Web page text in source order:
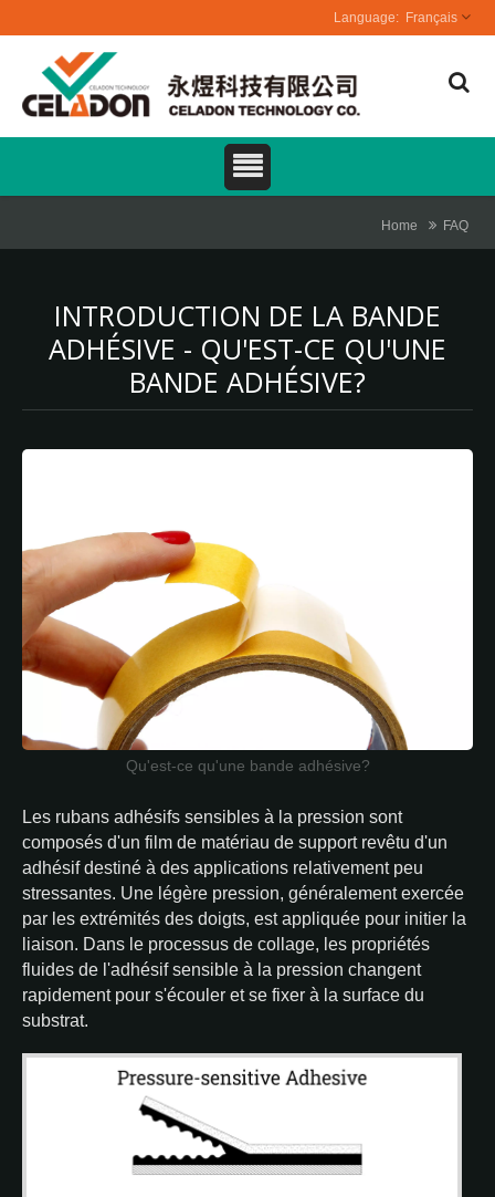
Français
Home FAQ
INTRODUCTION DE LA BANDE
ADHÉSIVE - QU'EST-CE QU'UNE
BANDE ADHÉSIVE?
Qu'est-ce qu'une bande adhésive?
Les rubans adhésifs sensibles à la pression sont
composés d'un film de matériau de support revêtu d'un
adhésif destiné à des applications relativement peu
stressantes. Une légère pression, généralement exercée
par les extrémités des doigts, est appliquée pour initier la
liaison. Dans le processus de collage, les propriétés
fluides de l'adhésif sensible à la pression changent
rapidement pour s'écouler et se fixer à la surface du
substrat.